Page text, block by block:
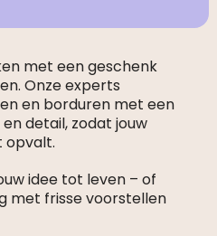
met een geschenk
Onze experts
en borduren met een
detail, zodat jouw
opvalt.
idee tot leven – of
met frisse voorstellen